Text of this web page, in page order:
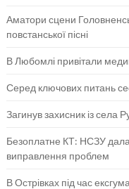
Аматори сцени
повстанської пісні
В Любомлі привітали
Серед ключових питань
Загинув захисник із села
Безоплатне КТ: НСЗУ
виправлення проблем
В Острівках під час